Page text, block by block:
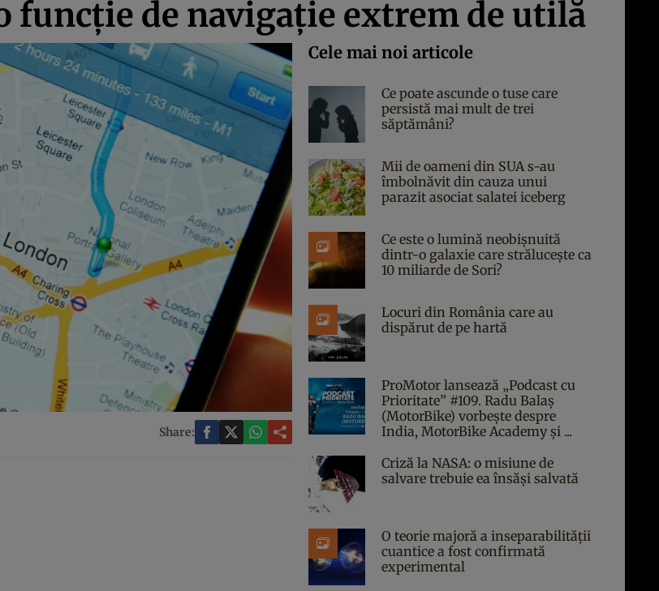
funcţie de navigaţie extrem de utilă
Share:
Cele mai noi articole
Ce poate ascunde o tuse care
persistă mai mult de trei
săptămâni?
Mii de oameni din SUA s-au
îmbolnăvit din cauza unui
parazit asociat salatei iceberg
Ce este o lumină neobișnuită
dintr-o galaxie care strălucește ca
10 miliarde de Sori?
Locuri din România care au
dispărut de pe hartă
ProMotor lansează „Podcast cu
Prioritate” #109. Radu Balaș
(MotorBike) vorbește despre
India, MotorBike Academy și ...
Criză la NASA: o misiune de
salvare trebuie ea însăși salvată
O teorie majoră a inseparabilității
cuantice a fost confirmată
experimental